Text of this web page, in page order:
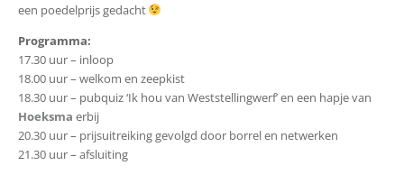
een poedelprijs gedacht
Programma:
17.30 uur – inloop
18.00 uur – welkom en zeepkist
18.30 uur – pubquiz ‘Ik hou van Weststellingwerf’ en een hapje van
Hoeksma erbij
20.30 uur – prijsuitreiking gevolgd door borrel en netwerken
21.30 uur – afsluiting